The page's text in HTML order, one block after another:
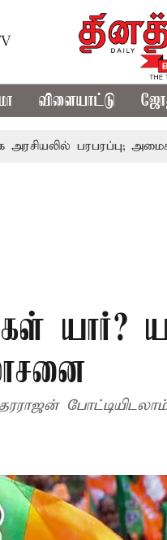
விளையாட்டு
பரபரப்பு; அமைச்சர்
யார்?